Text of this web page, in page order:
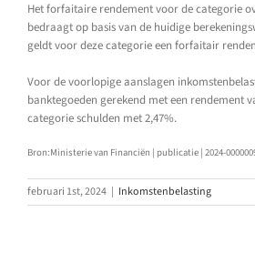
Het forfaitaire rendement voor de categorie
bedraagt op basis van de huidige
geldt voor deze categorie een forfaitair
Voor de voorlopige aanslagen
banktegoeden gerekend met een rendement
categorie schulden met 2,47%.
Bron:Ministerie van Financiën | publicatie | 2024-
februari 1st, 2024 | Inkomstenbelasting